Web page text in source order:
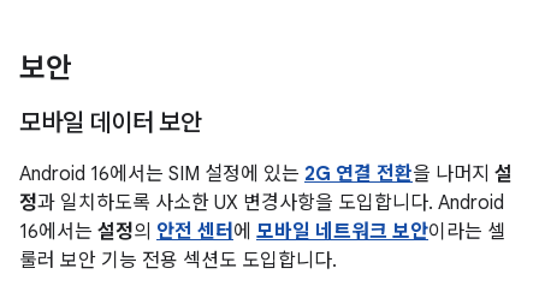
보안
모바일 데이터 보안
Android 16에서는 SIM 설정에 있는 2G 연결 전환을 나머지 설
정과 일치하도록 사소한 UX 변경사항을 도입합니다. Android
16에서는 설정의 안전 센터 에 모바일 네트워크 보안이라는 셀
룰러 보안 기능 전용 섹션도 도입합니다.